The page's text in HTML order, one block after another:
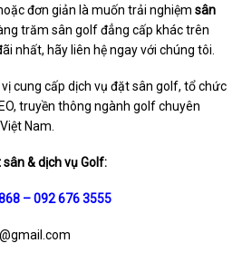
đơn giản là muốn trải nghiệm sân
trăm sân golf đẳng cấp khác trên
nhất, hãy liên hệ ngay với chúng tôi.
cung cấp dịch vụ đặt sân golf, tổ chức
truyền thông ngành golf chuyên
Nam.
& dịch vụ Golf:
– 092 676 3555